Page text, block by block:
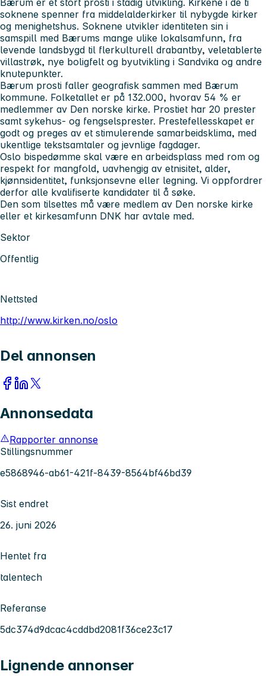
soknene spenner fra middelalderkirker til nybygde kirker
og menighetshus. Soknene utvikler identiteten sin i
samspill med Bærums mange ulike lokalsamfunn, fra
levende landsbygd til flerkulturell drabantby, veletablerte
villastrøk, nye boligfelt og byutvikling i Sandvika og andre
knutepunkter.
Bærum prosti faller geografisk sammen med Bærum
kommune. Folketallet er på 132.000, hvorav 54 % er
medlemmer av Den norske kirke. Prostiet har 20 prester
samt sykehus- og fengselsprester. Prestefellesskapet er
godt og preges av et stimulerende samarbeidsklima, med
ukentlige tekstsamtaler og jevnlige fagdager.
Oslo bispedømme skal være en arbeidsplass med rom og
respekt for mangfold, uavhengig av etnisitet, alder,
kjønnsidentitet, funksjonsevne eller legning. Vi oppfordrer
derfor alle kvalifiserte kandidater til å søke.
Den som tilsettes må være medlem av Den norske kirke
eller et kirkesamfunn DNK har avtale med.
Sektor
Offentlig
Nettsted
http://www.kirken.no/oslo
Del annonsen
Annonsedata
Rapporter annonse
Stillingsnummer
e5868946-ab61-421f-8439-8564bf46bd39
Sist endret
26. juni 2026
Hentet fra
talentech
Referanse
5dc374d9dcac4cddbd2081f36ce23c17
Lignende annonser